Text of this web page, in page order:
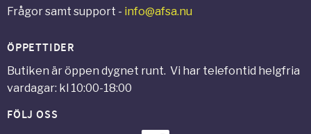
Frågor samt support - info@afsa.nu
ÖPPETTIDER
Butiken är öppen dygnet runt. Vi har telefontid helgfria
vardagar: kl 10:00-18:00
FÖLJ OSS